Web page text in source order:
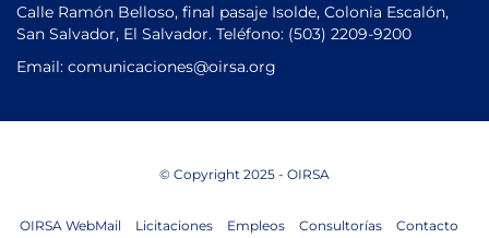
Calle Ramón Belloso, final pasaje Isolde, Colonia Escalón,
San Salvador, El Salvador. Teléfono: (503) 2209-9200
Email: comunicaciones@oirsa.org
© Copyright 2025 - OIRSA
OIRSA WebMail Licitaciones Empleos Consultorías
Contacto